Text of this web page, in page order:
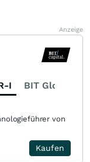
Anzeige
I BIT Global
von
Kaufen